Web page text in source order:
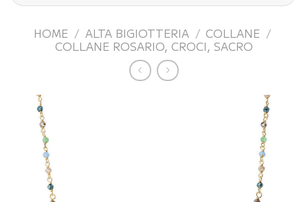
HOME / ALTA BIGIOTTERIA / COLLANE /
COLLANE ROSARIO, CROCI, SACRO